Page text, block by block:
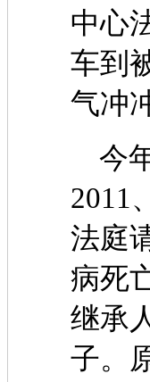
中心
车到
气冲
今
2011
法庭
病死
继承
子。